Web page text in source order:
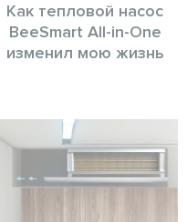
Как тепловой насос
BeeSmart All-in-One
изменил мою жизнь